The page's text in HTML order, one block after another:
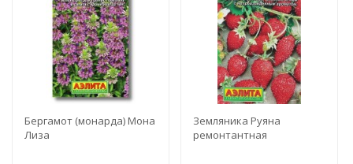
Бергамот (монарда) Мона
Лиза
Земляника Руяна
ремонтантная